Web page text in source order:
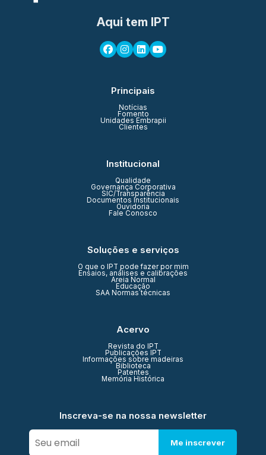
Aqui tem IPT
Principais
Notícias
Fomento
Unidades Embrapii
Clientes
Institucional
Qualidade
Governança Corporativa
SIC/Transparência
Documentos Institucionais
Ouvidoria
Fale Conosco
Soluções e serviços
O que o IPT pode fazer por mim
Ensaios, análises e calibrações
Areia Normal
Educação
SAA Normas técnicas
Acervo
Revista do IPT
Publicações IPT
Informações sobre madeiras
Biblioteca
Patentes
Memória Histórica
Inscreva-se na nossa newsletter
Me inscrever